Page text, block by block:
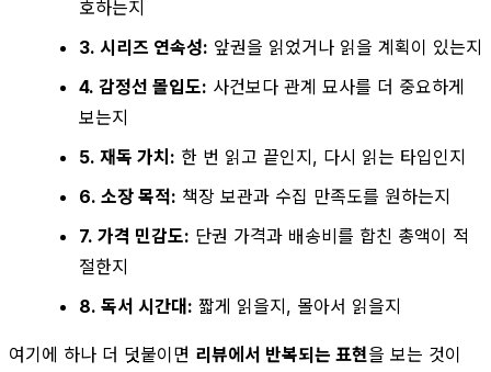
호하는지
3. 시리즈 연속성: 앞권을 읽었거나 읽을 계획이 있는지
4. 감정선 몰입도: 사건보다 관계 묘사를 더 중요하게
보는지
5. 재독 가치: 한 번 읽고 끝인지, 다시 읽는 타입인지
6. 소장 목적: 책장 보관과 수집 만족도를 원하는지
7. 가격 민감도: 단권 가격과 배송비를 합친 총액이 적
절한지
8. 독서 시간대: 짧게 읽을지, 몰아서 읽을지
여기에 하나 더 덧붙이면 리뷰에서 반복되는 표현을 보는 것이